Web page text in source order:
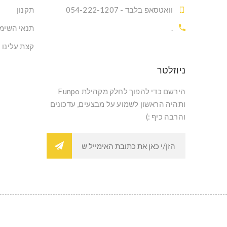
וואטסאפ בלבד - 054-222-1207
.
תקנון
תנאי
קצת עלינו
ניוזלטר
הירשם כדי להפוך לחלק מקהילת Funpo
ותהיה הראשון לשמוע על מבצעים, עדכונים
והרבה כיף :)